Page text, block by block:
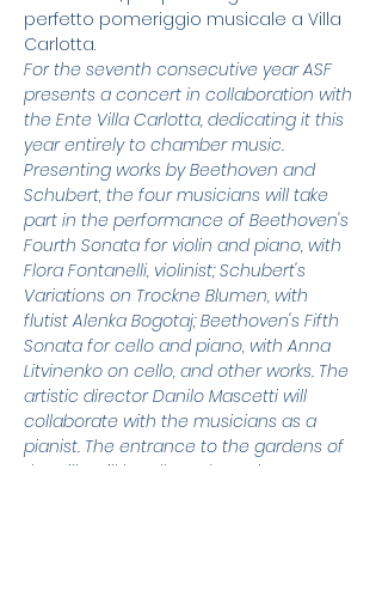
perfetto pomeriggio musicale a Villa
Carlotta.
For the seventh consecutive year ASF
presents a concert in collaboration with
the Ente Villa Carlotta, dedicating it this
year entirely to chamber music.
Presenting works by Beethoven and
Schubert, the four musicians will take
part in the performance of Beethoven's
Fourth Sonata for violin and piano, with
Flora Fontanelli, violinist; Schubert's
Variations on Trockne Blumen, with
flutist Alenka Bogotaj; Beethoven's Fifth
Sonata for cello and piano, with Anna
Litvinenko on cello, and other works. The
artistic director Danilo Mascetti will
collaborate with the musicians as a
pianist. The entrance to the gardens of
the Villa will be allowed 30 minutes